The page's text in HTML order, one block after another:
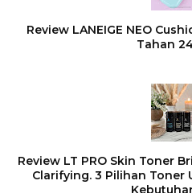
Review LANEIGE NEO
Tahan
Review LT PRO Skin Toner
Clarifying. 3 Pilihan Toner